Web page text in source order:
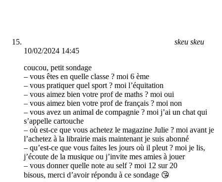
skeu skeu
10/02/2024 14:45
coucou, petit sondage
– vous êtes en quelle classe ? moi 6 ème
– vous pratiquer quel sport ? moi l’équitation
– vous aimez bien votre prof de maths ? moi oui
– vous aimez bien votre prof de français ? moi non
– vous avez un animal de compagnie ? moi j’ai un chat qui
s’appelle cartouche
– où est-ce que vous achetez le magazine Julie ? moi avant je
l’achetez à la librairie mais maintenant je suis abonné
– qu’est-ce que vous faites les jours où il pleut ? moi je lis,
j’écoute de la musique ou j’invite mes amies à jouer
– vous donner quelle note au self ? moi 12 sur 20
bisous, merci d’avoir répondu à ce sondage 😘